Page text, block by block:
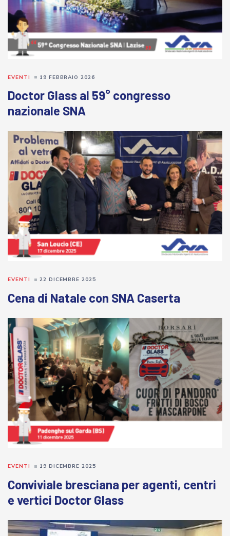
Doctor Glass al 59° congresso
nazionale SNA
EVENTI 19 FEBBRAIO 2026
Cena di Natale con SNA Caserta
EVENTI 22 DICEMBRE 2025
Conviviale bresciana per agenti, centri
e vertici Doctor Glass
EVENTI 19 DICEMBRE 2025